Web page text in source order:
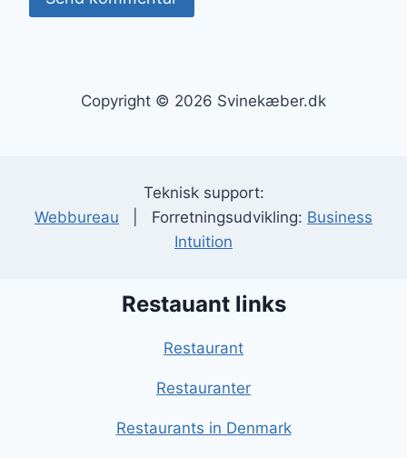
Copyright © 2026 Svinekæber.dk
Teknisk support:
Webbureau | Forretningsudvikling: Business
Intuition
Restauant links
Restaurant
Restauranter
Restaurants in Denmark